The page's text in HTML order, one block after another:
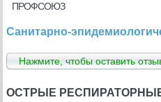
ПРОФСОЮЗ
Санитарно-
Нажмите, чтобы оставить
ОСТРЫЕ